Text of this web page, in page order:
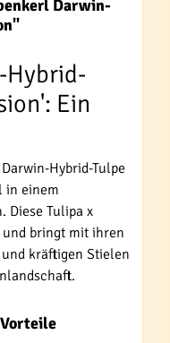
Darwin-
Hybrid-
Ein
Hybrid-Tulpe
in einem
Diese Tulipa x
bringt mit ihren
kräftigen Stielen